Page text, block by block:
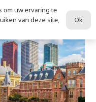
om uw ervaring te
van deze site,
Ok